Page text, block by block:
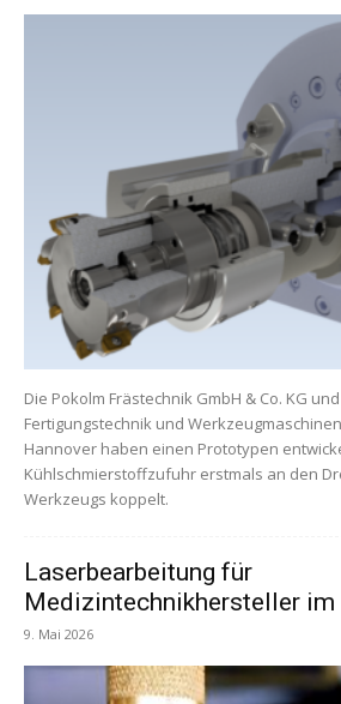
Die Pokolm Frästechnik GmbH & Co. KG
Fertigungstechnik und
Hannover haben einen Prototypen
Kühlschmierstoffzufuhr erstmals an den
Werkzeugs koppelt.
Laserbearbeitung für
Medizintechnikhersteller im
9. Mai 2026